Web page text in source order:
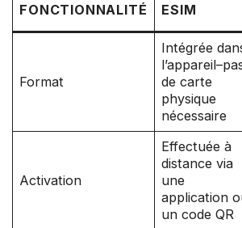
FONCTIONNALITÉ ESIM
Format
Intégrée
de carte
physique
nécessaire
Activation
Effectuée à
distance via
une
application
un code QR